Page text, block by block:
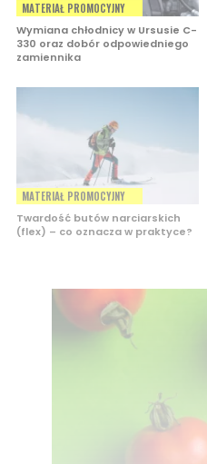
MATERIAŁ PROMOCYJNY
Wymiana chłodnicy w Ursusie C-
330 oraz dobór odpowiedniego
zamiennika
MATERIAŁ PROMOCYJNY
Twardość butów narciarskich
(flex) – co oznacza w praktyce?